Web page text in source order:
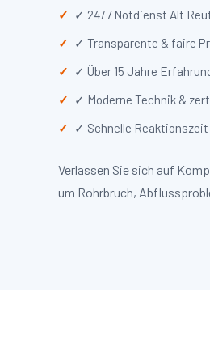
✓ 24/7 Notdienst Alt
✓ Transparente & faire
✓ Über 15 Jahre
✓ Moderne Technik &
✓ Schnelle Reaktionszeit
Verlassen Sie sich auf
um Rohrbruch,